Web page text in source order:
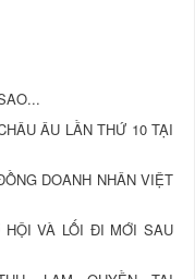
ÂU LẦN THỨ 10 TẠI
DOANH NHÂN VIỆT
HỘI VÀ LỐI ĐI MỚI SAU